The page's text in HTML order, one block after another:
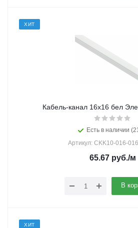
ХИТ
Кабель-канал 16х16 бел
Есть в наличии
Артикул: CKK10-016-
65.67руб./м
В
ХИТ